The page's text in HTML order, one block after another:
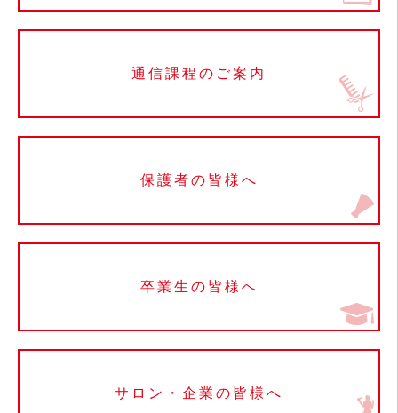
通信課程のご案内
保護者の皆様へ
卒業生の皆様へ
サロン・企業の皆様へ